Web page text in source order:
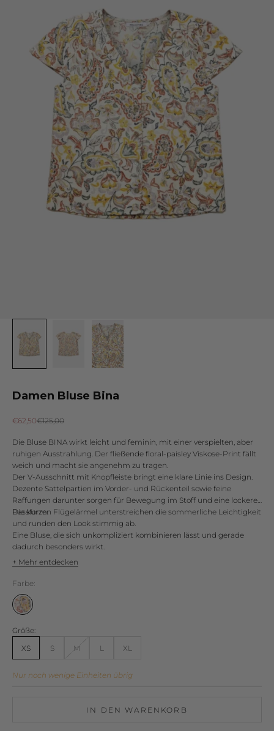
Damen Bluse Bina
Angebot
€62,50Regulärer Preis
€125,00
Die Bluse BINA wirkt leicht und feminin, mit einer verspielten, aber
ruhigen Ausstrahlung. Der fließende floral-paisley Viskose-Print fällt
weich und macht sie angenehm zu tragen.
Der V-Ausschnitt mit Knopfleiste bringt eine klare Linie ins Design.
Dezente Sattelpartien im Vorder- und Rückenteil sowie feine
Raffungen darunter sorgen für Bewegung im Stoff und eine lockere
Passform.
Die kurzen Flügelärmel unterstreichen die sommerliche Leichtigkeit
und runden den Look stimmig ab.
Eine Bluse, die sich unkompliziert kombinieren lässt und gerade
dadurch besonders wirkt.
+ Mehr entdecken
Farbe:
99-print.
Größe:
XS
S M L XL
Nur noch wenige Einheiten übrig
IN DEN WARENKORB